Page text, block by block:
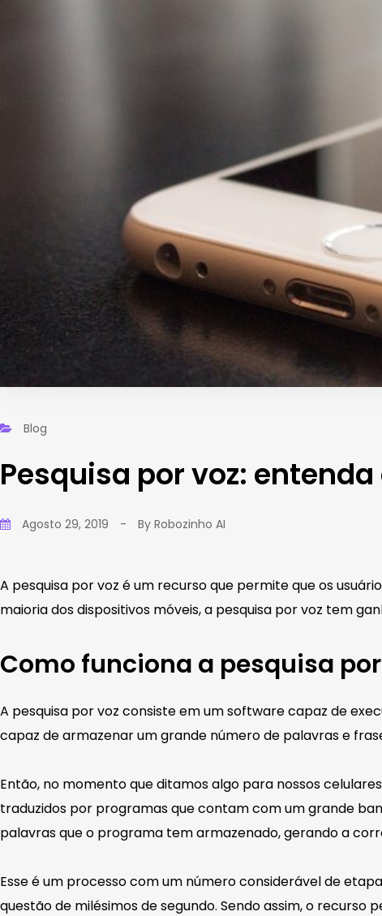
Blog
Pesquisa por voz:
Agosto 29, 2019 - By Robozinho AI
A pesquisa por voz é um recurso que permite que os
maioria dos dispositivos móveis, a pesquisa por voz tem
Como funciona a pesquisa
A pesquisa por voz consiste em um software capaz de
capaz de armazenar um grande número de palavras e
Então, no momento que ditamos algo para nossos
traduzidos por programas que contam com um grande
palavras que o programa tem armazenado, gerando a
Esse é um processo com um número considerável de
questão de milésimos de segundo. Sendo assim, o